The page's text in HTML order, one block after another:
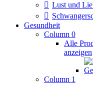
Lust und
Gesundheit
Column 0
Alle
anzeigen
Column 1